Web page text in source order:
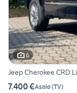
6
Jeep Cherokee CRD
7.400 €Asolo(TV)